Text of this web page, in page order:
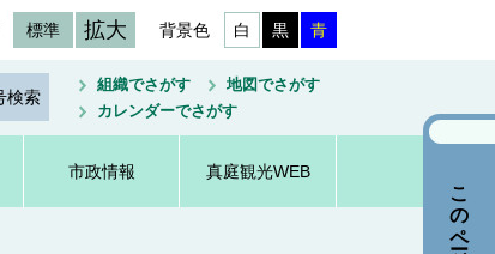
標準 拡大 背景色 白 黒 青
組織でさがす
地図でさがす
カレンダーでさがす
市政情報 真庭観光WEB